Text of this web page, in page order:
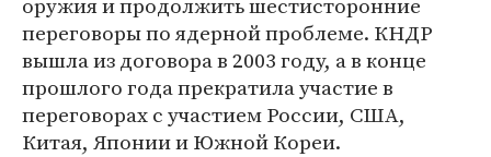
переговоры по ядерной проблеме. КНДР
вышла из договора в 2003 году, а в конце
прошлого года прекратила участие в
переговорах с участием России, США,
Китая, Японии и Южной Кореи.